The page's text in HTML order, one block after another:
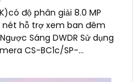
độ phân giải 8.0 MP
hỗ trợ xem ban đêm
Sáng DWDR Sử dụng
CS-BC1c/SP-
khe thẻ nhớ